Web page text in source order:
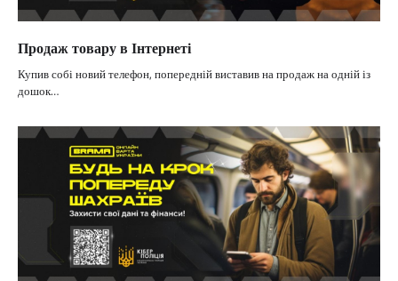
Продаж товару в Інтернеті
Купив собі новий телефон, попередній виставив на продаж на одній із
дошок…